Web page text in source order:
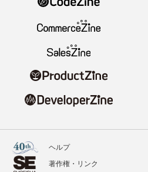
ヘルプ
著作権・リンク